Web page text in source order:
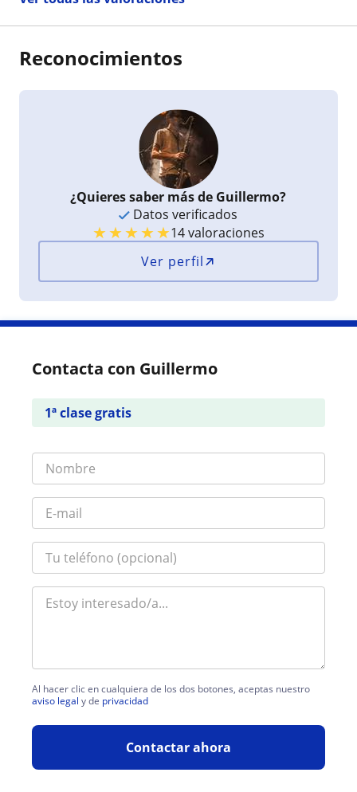
Reconocimientos
¿Quieres saber más de Guillermo?
Datos verificados
★★★★★14 valoraciones
Ver perfil
Contacta con Guillermo
1ª clase gratis
Al hacer clic en cualquiera de los dos botones, aceptas nuestro
aviso legal y de privacidad
Contactar ahora